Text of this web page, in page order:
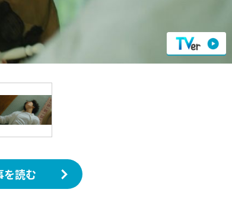
を読む